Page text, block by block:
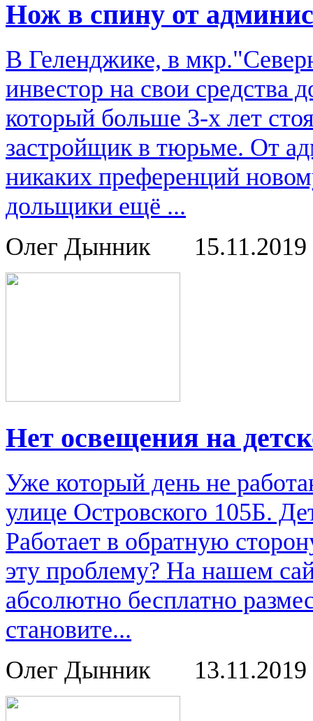
Нож в спину от
В Геленджике, в
инвестор на свои средства
который больше 3-х лет
застройщик в тюрьме. От
никаких преференций
дольщики ещё ...
Олег Дынник
15.11.2019
Нет освещения на
Уже который день не
улице Островского 105Б.
Работает в обратную
эту проблему? На нашем
абсолютно бесплатно
становите...
Олег Дынник
13.11.2019